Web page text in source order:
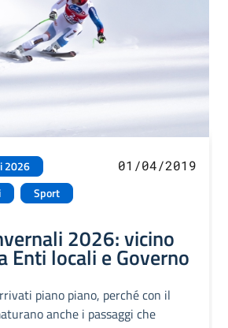
2026
Sport
01/04/2019
2026: vicino
Enti locali e Governo
piano piano, perché con il
anche i passaggi che